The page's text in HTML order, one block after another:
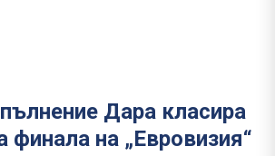
Дара класира
финала на „Евровизия“